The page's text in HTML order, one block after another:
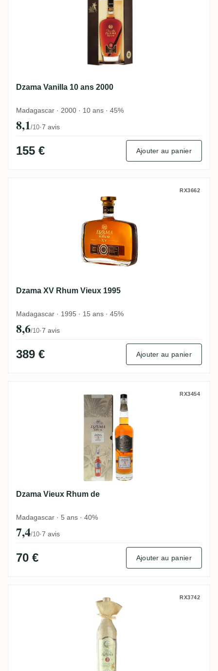
Dzama Vanilla 10 ans 2000
Madagascar · 2000 · 10 ans · 45%
8,1/10·7 avis
155 € Ajouter au panier
RX3662
Dzama XV Rhum Vieux 1995
Madagascar · 1995 · 15 ans · 45%
8,6/10·7 avis
389 € Ajouter au panier
Dzama Vieux Rhum de RX3454
Dzama Vieux Rhum de
Madagascar · 5 ans · 40%
7,4/10·7 avis
70 € Ajouter au panier
RX3742